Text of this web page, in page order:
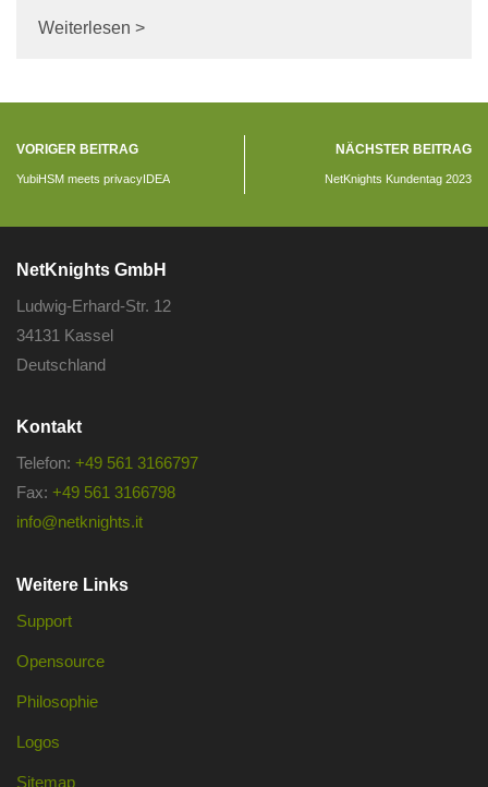
Weiterlesen >
VORIGER BEITRAG
YubiHSM meets privacyIDEA
NÄCHSTER BEITRAG
NetKnights Kundentag 2023
NetKnights GmbH
Ludwig-Erhard-Str. 12
34131 Kassel
Deutschland
Kontakt
Telefon: +49 561 3166797
Fax: +49 561 3166798
info@netknights.it
Weitere Links
Support
Opensource
Philosophie
Logos
Sitemap